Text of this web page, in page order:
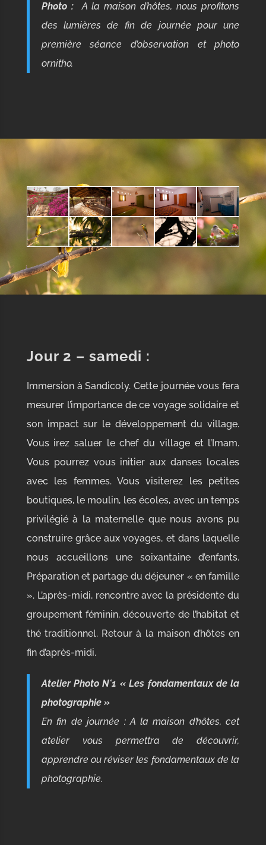
Photo :A la maison d’hôtes, nous profitons
des lumières de fin de journée pour une
première séance d’observation et photo
ornitho.
Jour 2 – samedi :
Immersion à Sandicoly. Cette journée vous fera
mesurer l’importance de ce voyage solidaire et
son impact sur le développement du village.
Vous irez saluer le chef du village et l’Imam.
Vous pourrez vous initier aux danses locales
avec les femmes. Vous visiterez les petites
boutiques, le moulin, les écoles, avec un temps
privilégié à la maternelle que nous avons pu
construire grâce aux voyages, et dans laquelle
nous accueillons une soixantaine d’enfants.
Préparation et partage du déjeuner « en famille
». L’après-midi, rencontre avec la présidente du
groupement féminin, découverte de l’habitat et
thé traditionnel. Retour à la maison d’hôtes en
fin d’après-midi.
Atelier Photo N°1 « Les fondamentaux de la
photographie »
En fin de journée : A la maison d’hôtes, cet
atelier vous permettra de découvrir,
apprendre ou réviser les fondamentaux de la
photographie.